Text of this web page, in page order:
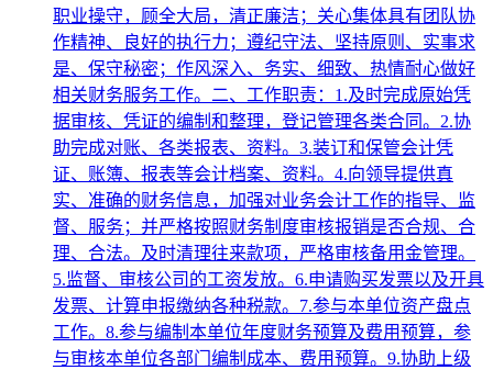
职业操守，顾全大局，清正廉洁；关心集体具有团队协
作精神、良好的执行力；遵纪守法、坚持原则、实事求
是、保守秘密；作风深入、务实、细致、热情耐心做好
相关财务服务工作。二、工作职责：1.及时完成原始凭
据审核、凭证的编制和整理，登记管理各类合同。2.协
助完成对账、各类报表、资料。3.装订和保管会计凭
证、账簿、报表等会计档案、资料。4.向领导提供真
实、准确的财务信息，加强对业务会计工作的指导、监
督、服务；并严格按照财务制度审核报销是否合规、合
理、合法。及时清理往来款项，严格审核备用金管理。
5.监督、审核公司的工资发放。6.申请购买发票以及开具
发票、计算申报缴纳各种税款。7.参与本单位资产盘点
工作。8.参与编制本单位年度财务预算及费用预算，参
与审核本单位各部门编制成本、费用预算。9.协助上级